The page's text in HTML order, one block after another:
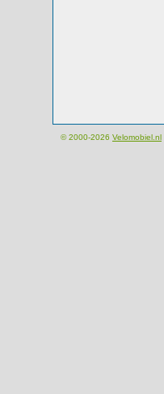
© 2000-2026 Velomobiel.nl